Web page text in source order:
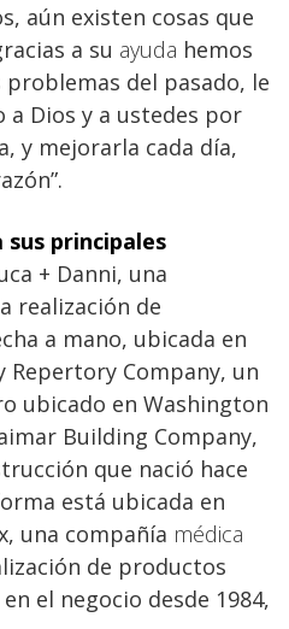
aún existen cosas que
a su ayuda hemos
del pasado, le
Dios y a ustedes por
y mejorarla cada día,
principales
+ Danni, una
realización de
a mano, ubicada en
Repertory Company, un
ubicado en Washington
Building Company,
que nació hace
está ubicada en
una compañía médica
de productos
el negocio desde 1984,